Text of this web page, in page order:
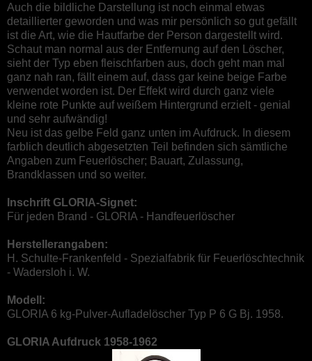
Auch die bildliche Darstellung ist noch einmal etwas
detaillierter geworden und was mir persönlich so gut gefällt
ist die Art, wie die Hautfarbe der Person dargestellt wird.
Schaut man normal aus der Entfernung auf den Löscher,
sieht der Typ eben fleischfarben aus, doch geht man mal
ganz nah ran, fällt einem auf, dass gar keine beige Farbe
verwendet worden ist. Der Effekt wird durch ganz viele
kleine rote Punkte auf weißem Hintergrund erzielt - genial
und sehr aufwändig!
Neu ist das gelbe Feld ganz unten im Aufdruck. In diesem
farblich deutlich abgesetzten Teil befinden sich sämtliche
Angaben zum Feuerlöscher; Bauart, Zulassung,
Brandklassen und so weiter.
Inschrift GLORIA-Signet:
Für jeden Brand - GLORIA - Handfeuerlöscher
Herstellerangaben:
H. Schulte-Frankenfeld - Spezialfabrik für Feuerlöschtechnik
- Wadersloh i. W.
Modell:
GLORIA 6 kg-Pulver-Aufladelöscher Typ P 6 G Bj. 1958.
GLORIA Aufdruck 1958-1962